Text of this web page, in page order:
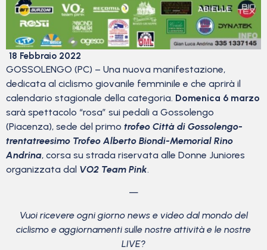
18 Febbraio 2022
GOSSOLENGO (PC) – Una nuova manifestazione,
dedicata al ciclismo giovanile femminile e che aprirà il
calendario stagionale della categoria. Domenica 6 marzo
sarà spettacolo “rosa” sui pedali a Gossolengo
(Piacenza), sede del primo trofeo Città di Gossolengo-
trentatreesimo Trofeo Alberto Biondi-Memorial Rino
Andrina, corsa su strada riservata alle Donne Juniores
organizzata dal VO2 Team Pink.
—
Vuoi ricevere ogni giorno news e video dal mondo del
ciclismo e aggiornamenti sulle nostre attività e le nostre
LIVE?